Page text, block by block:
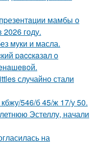
мамбы о
2026 году.
муки и масла.
paccкaзaл o
случайно стали
546/б 45/ж 17/у 50.
Эстеллу, начали
на